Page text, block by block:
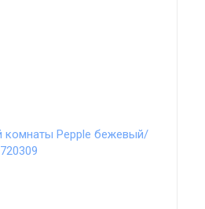
комнаты Pepple бежевый/